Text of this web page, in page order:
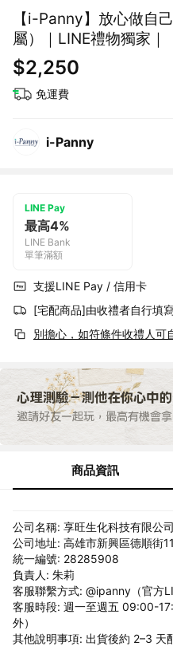
【i-Panny】放心做自
屬）｜LINE禮物獨家｜
$2,250
免運費
i-Panny
LINE Pay
最高4%
LINE Bank
單筆滿額
支援LINE Pay / 信用卡
[宅配商品]由收禮者自行填
別擔心，如符條件收禮人可
商品資訊
公司名稱: 享旺生化科技有限公司
公司地址: 高雄市新興區德順街
統一編號: 28285908
負責人: 朱莉
客服聯繫方式: @ipanny（官方
客服時段: 週一至週五 09:00-
外）
其他說明事項: 出貨後約 2–3 天